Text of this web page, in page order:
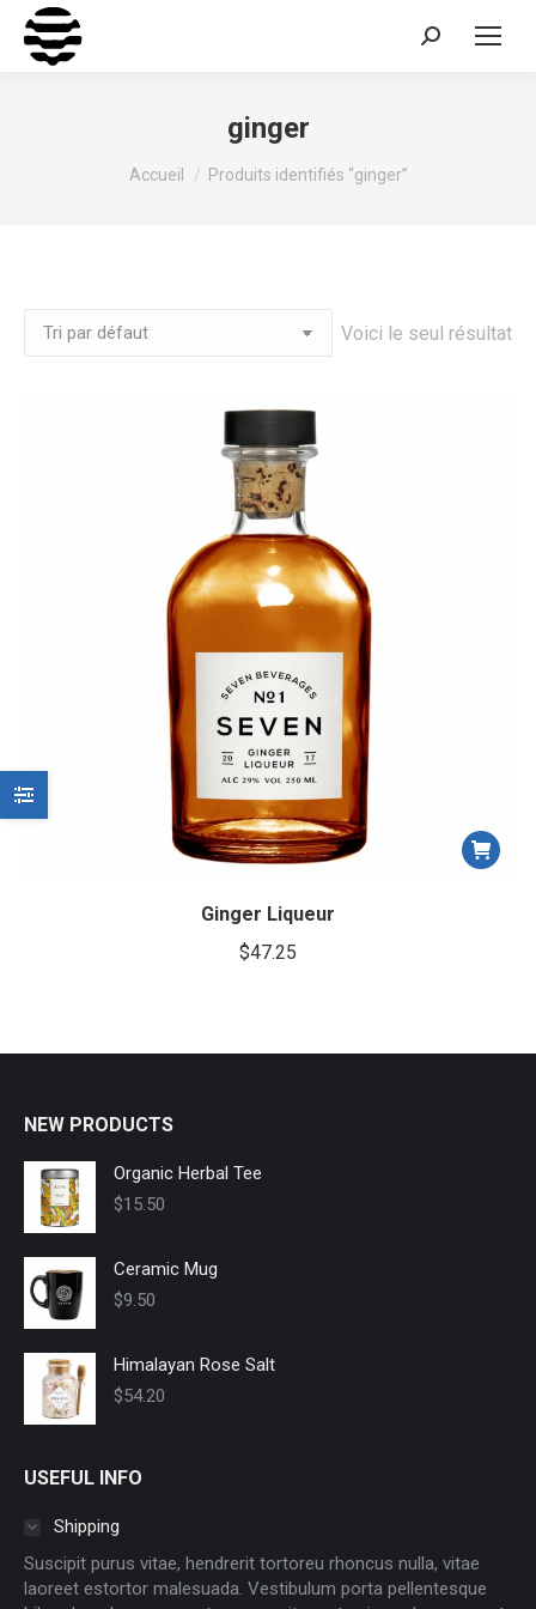
Recherche
ginger
Vous êtes ici :
Accueil Produits identifiés “ginger”
Voici le seul résultat
Ginger Liqueur
$47.25
NEW PRODUCTS
Organic Herbal Tee
$15.50
Ceramic Mug
$9.50
Himalayan Rose Salt
$54.20
USEFUL INFO
Shipping
Suscipit purus vitae, hendrerit tortoreu rhoncus nulla, vitae
laoreet estortor malesuada. Vestibulum porta pellentesque